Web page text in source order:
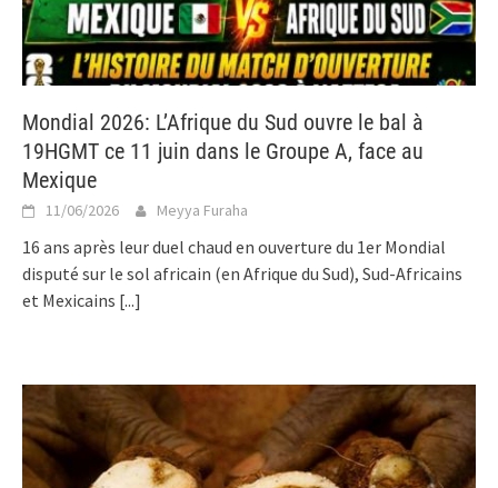
Mondial 2026: L’Afrique du Sud ouvre le bal à
19HGMT ce 11 juin dans le Groupe A, face au
Mexique
11/06/2026 Meyya Furaha
16 ans après leur duel chaud en ouverture du 1er Mondial
disputé sur le sol africain (en Afrique du Sud), Sud-Africains
et Mexicains [...]